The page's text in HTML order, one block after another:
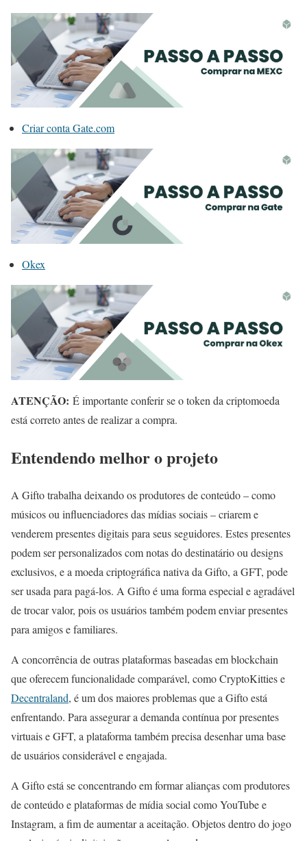
Criar conta Gate.com
Okex
ATENÇÃO: É importante conferir se o token da criptomoeda
está correto antes de realizar a compra.
Entendendo melhor o projeto
A Gifto trabalha deixando os produtores de conteúdo – como
músicos ou influenciadores das mídias sociais – criarem e
venderem presentes digitais para seus seguidores. Estes presentes
podem ser personalizados com notas do destinatário ou designs
exclusivos, e a moeda criptográfica nativa da Gifto, a GFT, pode
ser usada para pagá-los. A Gifto é uma forma especial e agradável
de trocar valor, pois os usuários também podem enviar presentes
para amigos e familiares.
A concorrência de outras plataformas baseadas em blockchain
que oferecem funcionalidade comparável, como CryptoKitties e
Decentraland, é um dos maiores problemas que a Gifto está
enfrentando. Para assegurar a demanda contínua por presentes
virtuais e GFT, a plataforma também precisa desenhar uma base
de usuários considerável e engajada.
A Gifto está se concentrando em formar alianças com produtores
de conteúdo e plataformas de mídia social como YouTube e
Instagram, a fim de aumentar a aceitação. Objetos dentro do jogo